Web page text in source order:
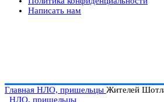
Написать нам
Главная НЛО, пришельцы Жителей
НЛО, пришельцы